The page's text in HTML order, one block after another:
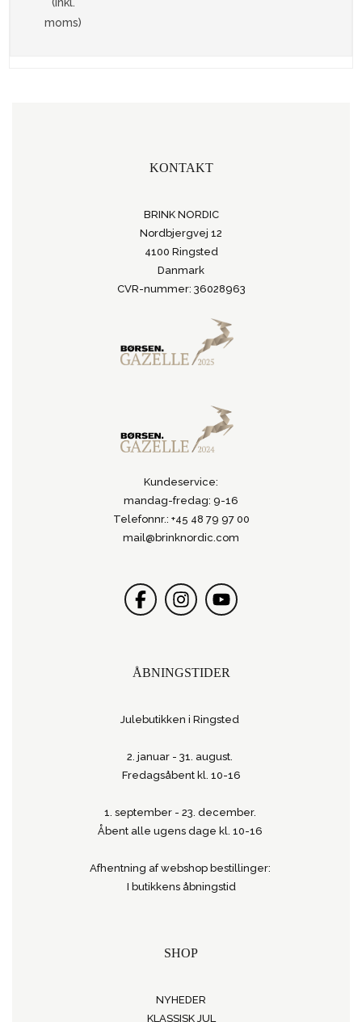
(inkl.
moms)
KONTAKT
BRINK NORDIC
Nordbjergvej 12
4100 Ringsted
Danmark
CVR-nummer: 36028963
Kundeservice:
mandag-fredag: 9-16
Telefonnr.: +45 48 79 97 00
mail@brinknordic.com
ÅBNINGSTIDER
Julebutikken i Ringsted
2. januar - 31. august.
Fredagsåbent kl. 10-16
1. september - 23. december.
Åbent alle ugens dage kl. 10-16
Afhentning af webshop bestillinger:
I butikkens åbningstid
SHOP
NYHEDER
KLASSISK JUL